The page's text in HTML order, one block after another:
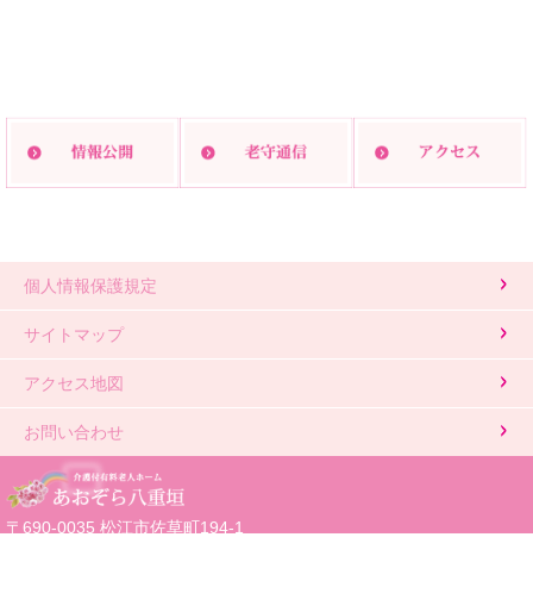
印刷する
個人情報保護規定
サイトマップ
アクセス地図
お問い合わせ
〒690-0035 松江市佐草町194-1